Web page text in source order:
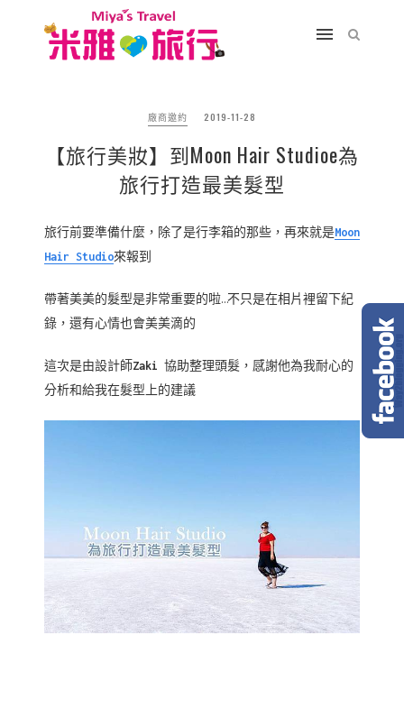
廠商邀約 2019-11-28
【旅行美妝】到Moon Hair Studioe為
旅行打造最美髮型
旅行前要準備什麼，除了是行李箱的那些，再來就是Moon
Hair Studio來報到
帶著美美的髮型是非常重要的啦…不只是在相片裡留下紀
錄，還有心情也會美美滴的
這次是由設計師Zaki 協助整理頭髮，感謝他為我耐心的
分析和給我在髮型上的建議